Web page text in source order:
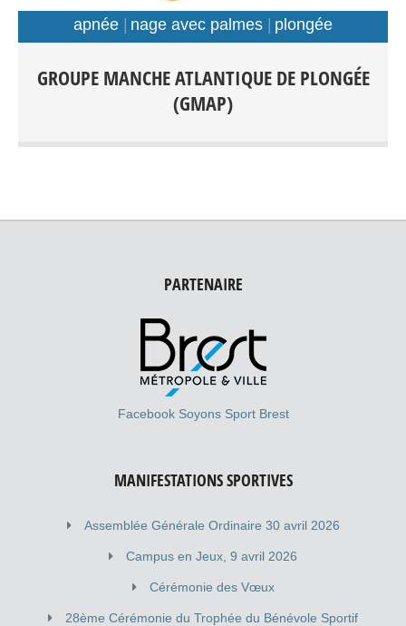
public: Débutants-Loisir-Compétition Entraînements:
Piscines: Foch, Kerhallet, Recouvrance, Rade de Brest et
apnée nage avec palmes plongée
GROUPE MANCHE ATLANTIQUE DE PLONGÉE
(GMAP)
PARTENAIRE
Facebook Soyons Sport Brest
MANIFESTATIONS SPORTIVES
Assemblée Générale Ordinaire 30 avril 2026
Campus en Jeux, 9 avril 2026
Cérémonie des Vœux
28ème Cérémonie du Trophée du Bénévole Sportif